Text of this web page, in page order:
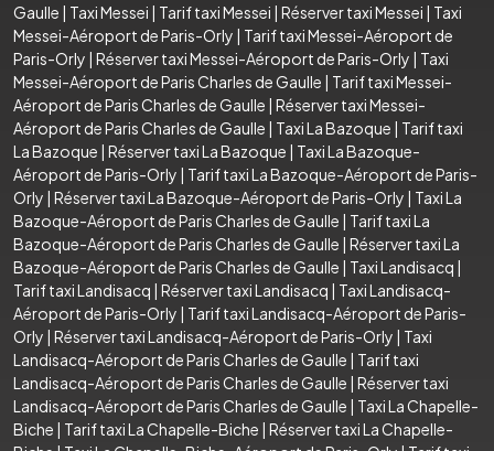
Gaulle | Taxi Messei | Tarif taxi Messei | Réserver taxi Messei | Taxi
Messei-Aéroport de Paris-Orly | Tarif taxi Messei-Aéroport de
Paris-Orly | Réserver taxi Messei-Aéroport de Paris-Orly | Taxi
Messei-Aéroport de Paris Charles de Gaulle | Tarif taxi Messei-
Aéroport de Paris Charles de Gaulle | Réserver taxi Messei-
Aéroport de Paris Charles de Gaulle | Taxi La Bazoque | Tarif taxi
La Bazoque | Réserver taxi La Bazoque | Taxi La Bazoque-
Aéroport de Paris-Orly | Tarif taxi La Bazoque-Aéroport de Paris-
Orly | Réserver taxi La Bazoque-Aéroport de Paris-Orly | Taxi La
Bazoque-Aéroport de Paris Charles de Gaulle | Tarif taxi La
Bazoque-Aéroport de Paris Charles de Gaulle | Réserver taxi La
Bazoque-Aéroport de Paris Charles de Gaulle | Taxi Landisacq |
Tarif taxi Landisacq | Réserver taxi Landisacq | Taxi Landisacq-
Aéroport de Paris-Orly | Tarif taxi Landisacq-Aéroport de Paris-
Orly | Réserver taxi Landisacq-Aéroport de Paris-Orly | Taxi
Landisacq-Aéroport de Paris Charles de Gaulle | Tarif taxi
Landisacq-Aéroport de Paris Charles de Gaulle | Réserver taxi
Landisacq-Aéroport de Paris Charles de Gaulle | Taxi La Chapelle-
Biche | Tarif taxi La Chapelle-Biche | Réserver taxi La Chapelle-